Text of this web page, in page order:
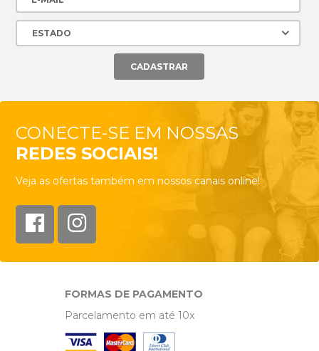
CONECTE-SE EM NOSSAS
REDES SOCIAIS!
Veja as ofertas também em nossos canais online!
FORMAS DE PAGAMENTO
Parcelamento em até 10x